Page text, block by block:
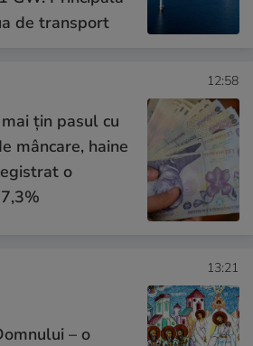
de transport
12:58
țin pasul cu
mâncare, haine
o
13:21
– o